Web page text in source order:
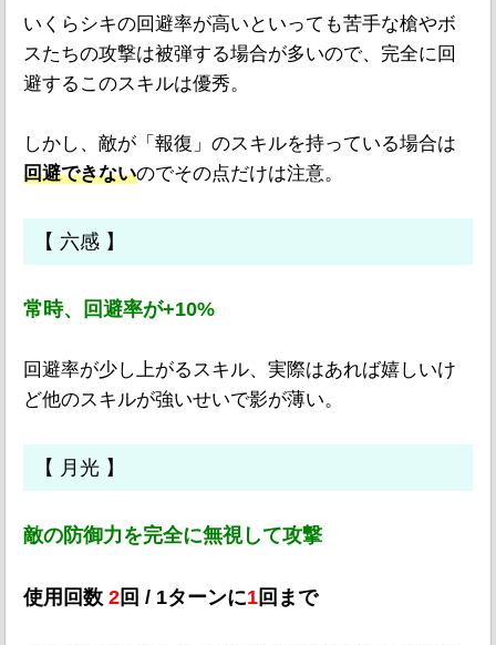
いくらシキの回避率が高いといっても苦手な槍やボ
スたちの攻撃は被弾する場合が多いので、完全に回
避するこのスキルは優秀。
しかし、敵が「報復」のスキルを持っている場合は
回避できないのでその点だけは注意。
【 六感 】
常時、回避率が+10%
回避率が少し上がるスキル、実際はあれば嬉しいけ
ど他のスキルが強いせいで影が薄い。
【 月光 】
敵の防御力を完全に無視して攻撃
使用回数 2回 / 1ターンに1回まで